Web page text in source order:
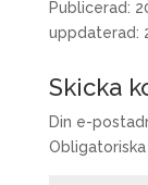
Publicerad:
uppdaterad:
Skicka
Din e-